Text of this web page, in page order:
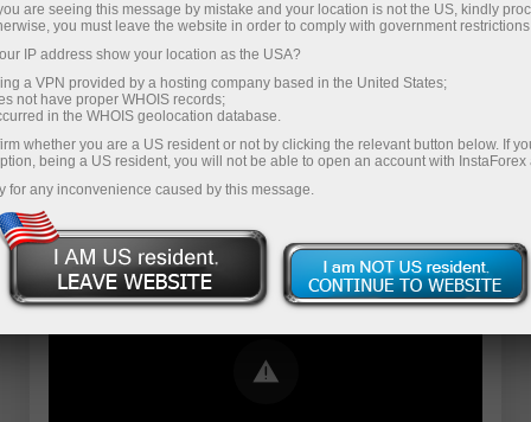
Error loading YouTube: Video could not be
played
are seeing this message by mistake and your location is not the US, kindly
you must leave the website in order to comply with government
IP address show your location as the USA?
a VPN provided by a hosting company based in the United States;
not have proper WHOIS records;
in the WHOIS geolocation database.
whether you are a US resident or not by clicking the relevant button below. If
being a US resident, you will not be able to open an account with InstaForex
for any inconvenience caused by this message.